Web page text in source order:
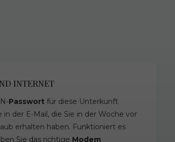
INTERNET
Passwort für diese Unterkunft
in der E-Mail, die Sie in der Woche vor
erhalten haben. Funktioniert es
Sie das richtige Modem